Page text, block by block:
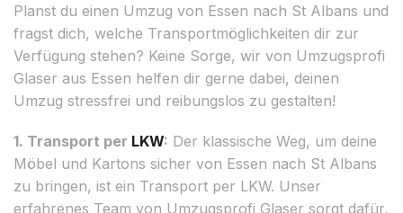
Planst du einen Umzug von Essen nach St Albans und
fragst dich, welche Transportmöglichkeiten dir zur
Verfügung stehen? Keine Sorge, wir von Umzugsprofi
Glaser aus Essen helfen dir gerne dabei, deinen
Umzug stressfrei und reibungslos zu gestalten!
1. Transport per LKW: Der klassische Weg, um deine
Möbel und Kartons sicher von Essen nach St Albans
zu bringen, ist ein Transport per LKW. Unser
erfahrenes Team von Umzugsprofi Glaser sorgt dafür,